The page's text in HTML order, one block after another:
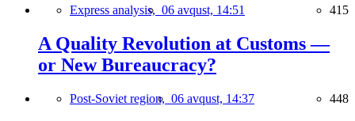
Express analysis, 06 avqust, 14:51 415
A Quality Revolution at Customs —
or New Bureaucracy?
Post-Soviet region, 06 avqust, 14:37 448